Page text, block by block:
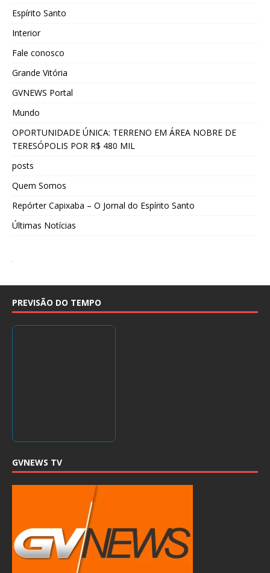
Espírito Santo
Interior
Fale conosco
Grande Vitória
GVNEWS Portal
Mundo
OPORTUNIDADE ÚNICA: TERRENO EM ÁREA NOBRE DE
TERESÓPOLIS POR R$ 480 MIL
posts
Quem Somos
Repórter Capixaba – O Jornal do Espírito Santo
Últimas Notícias
PREVISÃO DO TEMPO
GVNEWS TV